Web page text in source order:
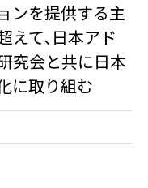
ンを提供する主
えて、日本アド
究会と共に日本
に取り組む